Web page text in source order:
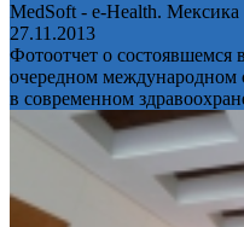
MedSoft - e-Health. Мексика
27.11.2013
Фотоотчет о состоявшемся
очередном международном
в современном